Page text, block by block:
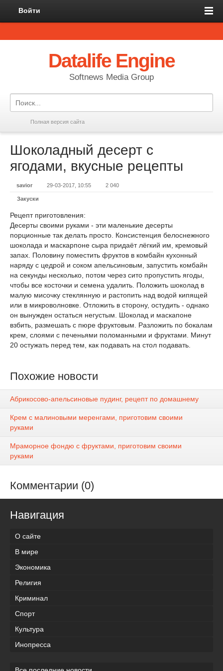
Войти
Datalife Engine
Softnews Media Group
Полная версия сайта
Шоколадный десерт с
ягодами, вкусные рецепты
savior 29-03-2017, 10:55 2 040
Закуски
Рецепт приготовления:
Десерты своими руками - эти маленькие десерты
порционные так делать просто. Консистенция белоснежного
шоколада и маскарпоне сыра придаёт лёгкий им, кремовый
запах. Половину поместить фруктов в комбайн кухонный
наряду с цедрой и соком апельсиновым, запустить комбайн
на секунды несколько, потом через сито пропустить ягоды,
чтобы все косточки и семена удалить. Положить шоколад в
малую мисочку стеклянную и растопить над водой кипящей
или в микроволновке. Отложить в сторону, остудить - однако
он вынужден остаться негустым. Шоколад и маскапоне
взбить, размешать с пюре фруктовым. Разложить по бокалам
крем, слоями с печеньями поломанными и фруктами. Минут
20 остужать перед тем, как подавать на стол подавать.
Похожие новости
Абрикосово-апельсиновые пудинг, рецепт по домашнему
Крем с малиновыми меренгами, приготовим своими
руками
Мраморное фондю с фруктами, приготовим своими
руками
Комментарии (0)
Навигация
О сайте
В мире
Экономика
Религия
Криминал
Спорт
Культура
Инопресса